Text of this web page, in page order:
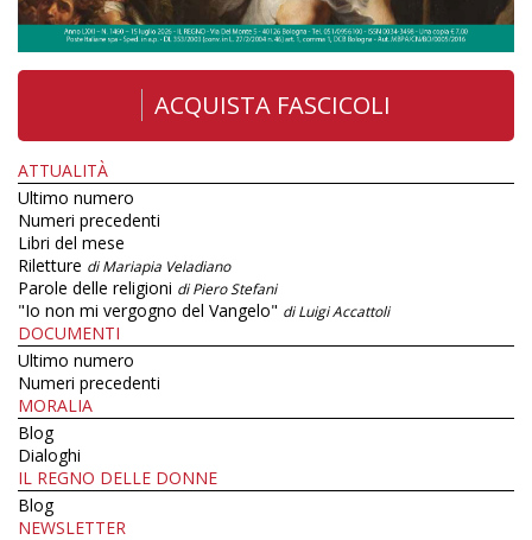
ACQUISTA FASCICOLI
ATTUALITÀ
Ultimo numero
Numeri precedenti
Libri del mese
Riletture di Mariapia Veladiano
Parole delle religioni di Piero Stefani
"Io non mi vergogno del Vangelo" di Luigi Accattoli
DOCUMENTI
Ultimo numero
Numeri precedenti
MORALIA
Blog
Dialoghi
IL REGNO DELLE DONNE
Blog
NEWSLETTER